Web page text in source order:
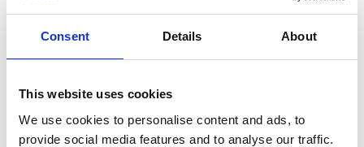
Consent Details About
This website uses cookies
We use cookies to personalise content and ads, to
provide social media features and to analyse our traffic.
Discar finns att hyra inne i entrén i klubbstugan,
Movallen Hova. Betalning med swish.
Öppettider: 06.00-22.00
Besöksadress
Älgaråsvägen 31
548 31 Hova